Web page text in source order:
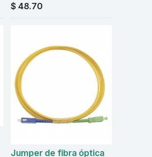
$ 48.70
Jumper de fibra óptica